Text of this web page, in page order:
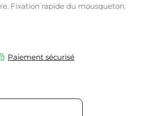
Fixation rapide du mousqueton.
Paiement sécurisé